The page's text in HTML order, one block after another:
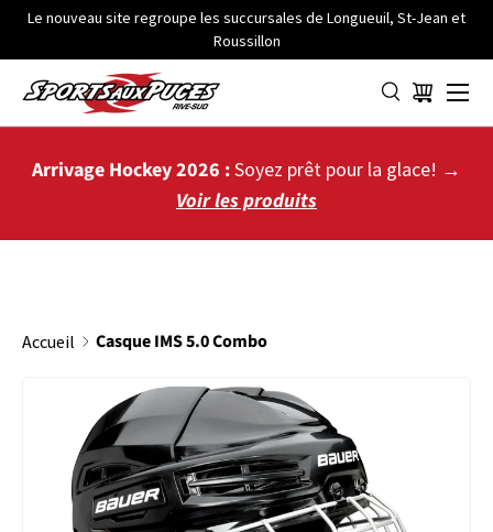
ALLER AU CONTENU
Le nouveau site regroupe les succursales de Longueuil, St-Jean et
Roussillon
Panier
Menu
Arrivage Hockey 2026 :Soyez prêt pour la glace! →
Voir les produits
Accueil Casque IMS 5.0 Combo
PASSER AUX INFORMATIONS PRODUITS